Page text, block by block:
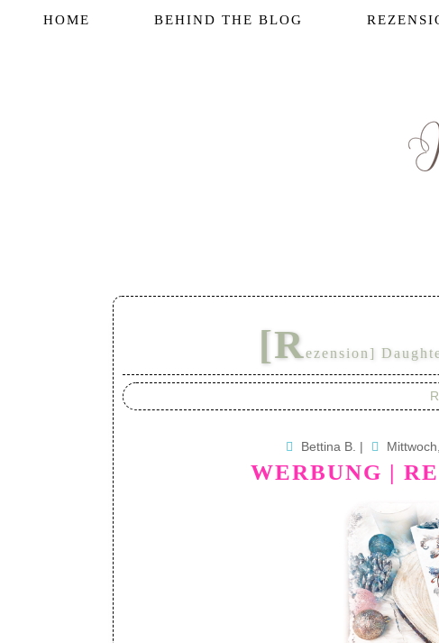
HOME BEHIND THE BLOG
[Rezension]
Bettina B. |
WERBUNG |